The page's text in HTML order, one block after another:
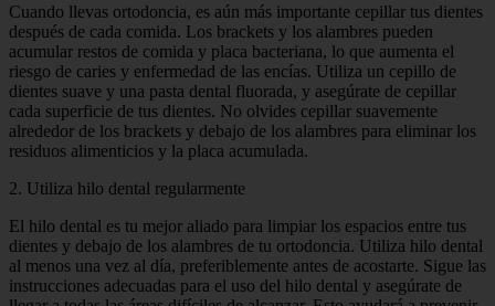
Cuando llevas ortodoncia, es aún más importante cepillar tus dientes
después de cada comida. Los brackets y los alambres pueden
acumular restos de comida y placa bacteriana, lo que aumenta el
riesgo de caries y enfermedad de las encías. Utiliza un cepillo de
dientes suave y una pasta dental fluorada, y asegúrate de cepillar
cada superficie de tus dientes. No olvides cepillar suavemente
alrededor de los brackets y debajo de los alambres para eliminar los
residuos alimenticios y la placa acumulada.
2. Utiliza hilo dental regularmente
El hilo dental es tu mejor aliado para limpiar los espacios entre tus
dientes y debajo de los alambres de tu ortodoncia. Utiliza hilo dental
al menos una vez al día, preferiblemente antes de acostarte. Sigue las
instrucciones adecuadas para el uso del hilo dental y asegúrate de